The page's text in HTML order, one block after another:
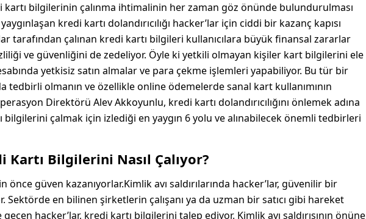
kartı bilgilerinin çalınma ihtimalinin her zaman göz önünde bulundurulması
kredi kartı dolandırıcılığı hacker’lar için ciddi bir kazanç kapısı
tarafından çalınan kredi kartı bilgileri kullanıcılara büyük finansal zararlar
ve güvenliğini de zedeliyor. Öyle ki yetkili olmayan kişiler kart bilgilerini ele
yetkisiz satın almalar ve para çekme işlemleri yapabiliyor. Bu tür bir
tedbirli olmanın ve özellikle online ödemelerde sanal kart kullanımının
Direktörü Alev Akkoyunlu, kredi kartı dolandırıcılığını önlemek adına
bilgilerini çalmak için izlediği en yaygın 6 yolu ve alınabilecek önemli tedbirleri
Kartı Bilgilerini Nasıl Çalıyor?
önce güven kazanıyorlar.Kimlik avı saldırılarında hacker’lar, güvenilir bir
Sektörde en bilinen şirketlerin çalışanı ya da uzman bir satıcı gibi hareket
hacker’lar, kredi kartı bilgilerini talep ediyor. Kimlik avı saldırısının önüne